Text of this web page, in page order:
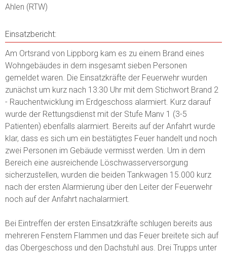
Ahlen (RTW)
Einsatzbericht:
Am Ortsrand von Lippborg kam es zu einem Brand eines
Wohngebäudes in dem insgesamt sieben Personen
gemeldet waren. Die Einsatzkräfte der Feuerwehr wurden
zunächst um kurz nach 13:30 Uhr mit dem Stichwort Brand 2
- Rauchentwicklung im Erdgeschoss alarmiert. Kurz darauf
wurde der Rettungsdienst mit der Stufe Manv 1 (3-5
Patienten) ebenfalls alarmiert. Bereits auf der Anfahrt wurde
klar, dass es sich um ein bestätigtes Feuer handelt und noch
zwei Personen im Gebäude vermisst werden. Um in dem
Bereich eine ausreichende Löschwasserversorgung
sicherzustellen, wurden die beiden Tankwagen 15.000 kurz
nach der ersten Alarmierung über den Leiter der Feuerwehr
noch auf der Anfahrt nachalarmiert.
Bei Eintreffen der ersten Einsatzkräfte schlugen bereits aus
mehreren Fenstern Flammen und das Feuer breitete sich auf
das Obergeschoss und den Dachstuhl aus. Drei Trupps unter